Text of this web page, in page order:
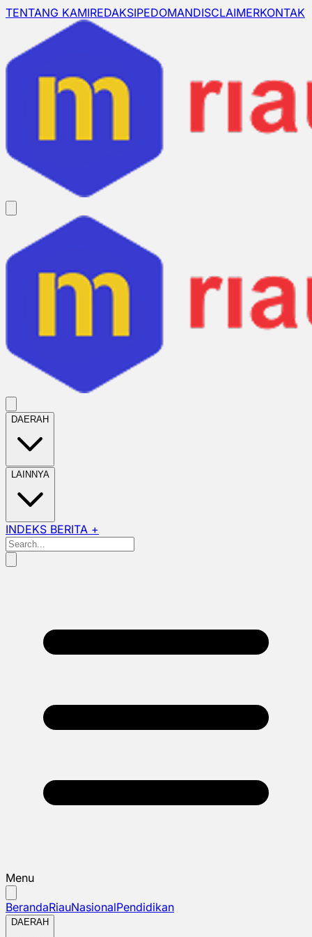
TENTANG KAMIREDAKSIPEDOMANDISCLAIMERKONTAK
DAERAH
LAINNYA
INDEKS BERITA +
Menu
BerandaRiauNasionalPendidikan
DAERAH